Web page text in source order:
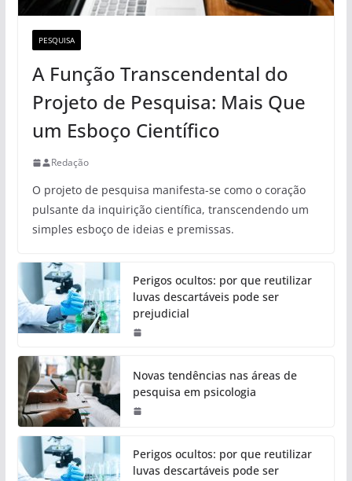
PESQUISA
A Função Transcendental do
Projeto de Pesquisa: Mais Que
um Esboço Científico
Redação
O projeto de pesquisa manifesta-se como o coração
pulsante da inquirição científica, transcendendo um
simples esboço de ideias e premissas.
Perigos ocultos: por que reutilizar
luvas descartáveis pode ser
prejudicial
Novas tendências nas áreas de
pesquisa em psicologia
Perigos ocultos: por que reutilizar
luvas descartáveis pode ser